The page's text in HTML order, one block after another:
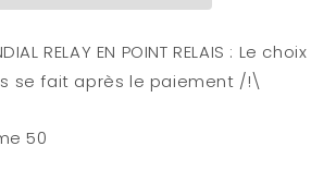
RELAY EN POINT RELAIS : Le choix
se fait après le paiement /!\
50